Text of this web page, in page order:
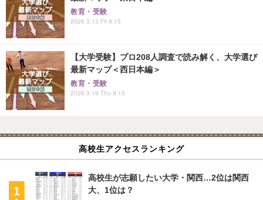
教育・受験
2026.3.13 Fri 9:15
【大学受験】プロ208人調査で読み解く、大学選び
最新マップ＜西日本編＞
教育・受験
2026.3.19 Thu 9:15
高校生アクセスランキング
高校生が志願したい大学・関西…2位は関西
大、1位は？